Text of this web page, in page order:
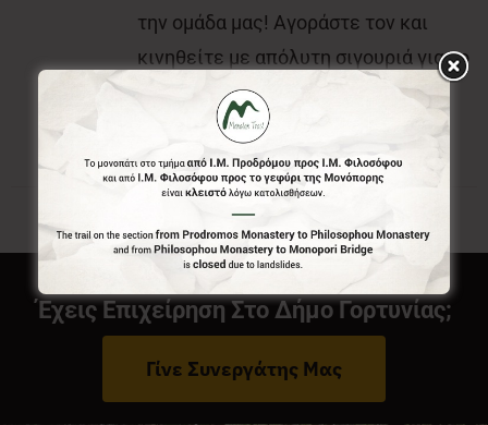
την ομάδα μας! Αγοράστε τον και
κινηθείτε με απόλυτη σιγουριά για το
που είστε και που θέλετε να πάτε.
Έχεις Επιχείρηση Στο Δήμο Γορτυνίας;
Γίνε Συνεργάτης Μας